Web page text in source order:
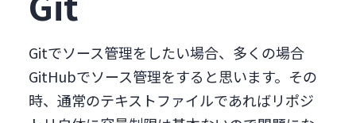
Gitでソース管理をしたい場合、多くの場合
GitHubでソース管理をすると思います。その
時、通常のテキストファイルであればリポジ